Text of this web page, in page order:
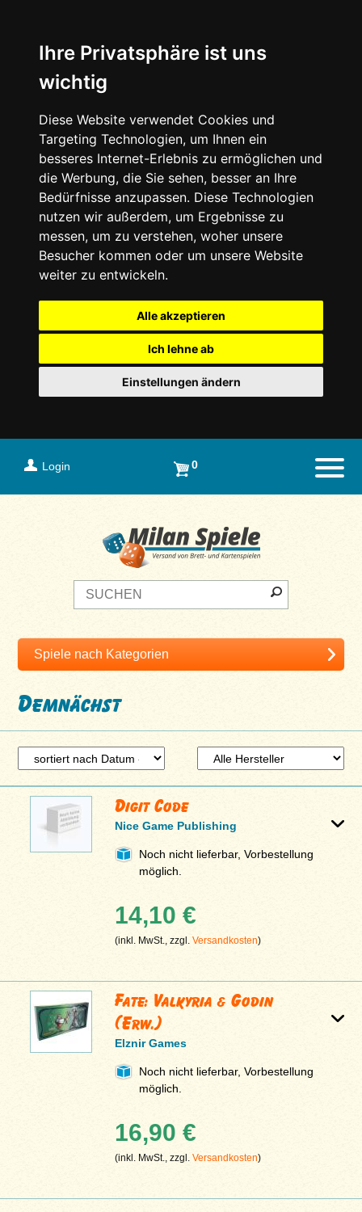
Ihre Privatsphäre ist uns
wichtig
Diese Website verwendet Cookies und
Targeting Technologien, um Ihnen ein
besseres Internet-Erlebnis zu ermöglichen und
die Werbung, die Sie sehen, besser an Ihre
Bedürfnisse anzupassen. Diese Technologien
nutzen wir außerdem, um Ergebnisse zu
messen, um zu verstehen, woher unsere
Besucher kommen oder um unsere Website
weiter zu entwickeln.
Alle akzeptieren
Ich lehne ab
Einstellungen ändern
Login 0
Demnächst
Digit Code
Nice Game Publishing
Noch nicht lieferbar, Vorbestellung
möglich.
14,10 €
(inkl. MwSt., zzgl.Versandkosten)
Fate: Valkyria & Godin
(Erw.)
Elznir Games
Noch nicht lieferbar, Vorbestellung
möglich.
16,90 €
(inkl. MwSt., zzgl.Versandkosten)